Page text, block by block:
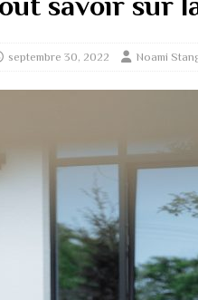
septembre 30, 2022 Noami